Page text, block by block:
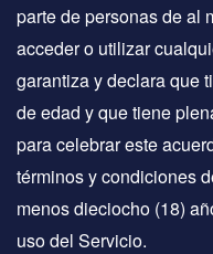
parte de personas de al
acceder o utilizar
garantiza y declara que
de edad y que tiene
para celebrar este
términos y condiciones
menos dieciocho (18)
uso del Servicio.